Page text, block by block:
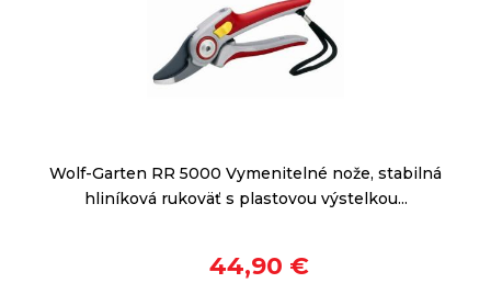
Wolf-Garten RR 5000 Vymenitelné nože, stabilná
hliníková rukoväť s plastovou výstelkou...
44,90 €